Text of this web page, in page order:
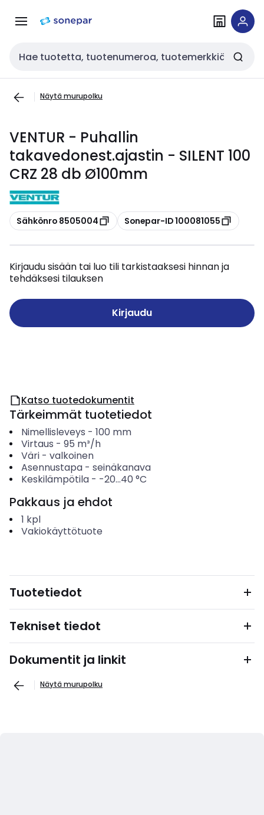
navigointiinsisältöön
Haku
Näytä murupolku
VENTUR - Puhallin
takavedonest.ajastin - SILENT 100
CRZ 28 db Ø100mm
Kopioi
Sähkönro 8505004 Kopioi
Sonepar-ID 100081055
Kirjaudu sisään tai luo tili tarkistaaksesi hinnan ja
tehdäksesi tilauksen
Kirjaudu
Katso tuotedokumentit
Tärkeimmät tuotetiedot
Nimellisleveys - 100 mm
Virtaus - 95 m³/h
Väri- valkoinen
Asennustapa- seinäkanava
Keskilämpötila- -20...40 °C
Pakkaus ja ehdot
1 kpl
Vakiokäyttötuote
Tuotetiedot
Tekniset tiedot
Dokumentit ja linkit
Näytä murupolku